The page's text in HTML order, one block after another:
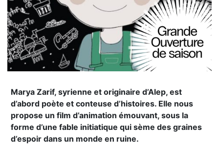
Marya Zarif, syrienne et originaire d’Alep, est
d’abord poète et conteuse d’histoires. Elle nous
propose un film d’animation émouvant, sous la
forme d’une fable initiatique qui sème des graines
d’espoir dans un monde en ruine.